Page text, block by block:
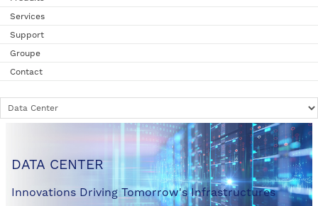
Services
Support
Groupe
Contact
DATA CENTER
Innovations Driving Tomorrow's Infrastructures